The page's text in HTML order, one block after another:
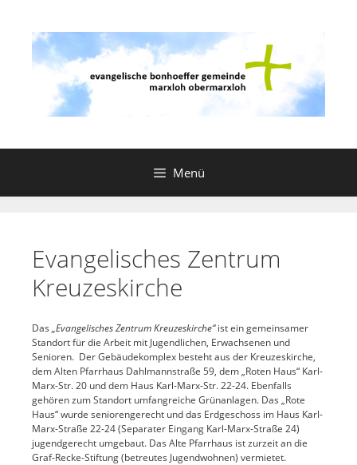
springen
Menü
Evangelisches Zentrum
Kreuzeskirche
Das „Evangelisches Zentrum Kreuzeskirche“ist ein gemeinsamer
Standort für die Arbeit mit Jugendlichen, Erwachsenen und
Senioren. Der Gebäudekomplex besteht aus der Kreuzeskirche,
dem Alten Pfarrhaus Dahlmannstraße 59, dem „Roten Haus“ Karl-
Marx-Str. 20 und dem Haus Karl-Marx-Str. 22-24. Ebenfalls
gehören zum Standort umfangreiche Grünanlagen. Das „Rote
Haus“ wurde seniorengerecht und das Erdgeschoss im Haus Karl-
Marx-Straße 22-24 (Separater Eingang Karl-Marx-Straße 24)
jugendgerecht umgebaut. Das Alte Pfarrhaus ist zurzeit an die
Graf-Recke-Stiftung (betreutes Jugendwohnen) vermietet.